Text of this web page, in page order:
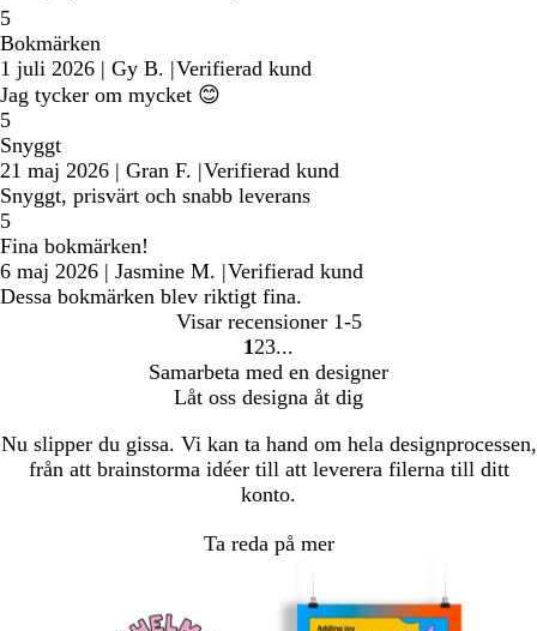
5
Bokmärken
1 juli 2026 | Gy B. |Verifierad kund
Jag tycker om mycket 😊
5
Snyggt
21 maj 2026 | Gran F. |Verifierad kund
Snyggt, prisvärt och snabb leverans
5
Fina bokmärken!
6 maj 2026 | Jasmine M. |Verifierad kund
Dessa bokmärken blev riktigt fina.
Visar recensioner 1-5
Gå
till
sidan
1 Gå
till
sidan
2 Gå
till
sidan
3
Samarbeta med en designer
Låt oss designa åt dig
Nu slipper du gissa. Vi kan ta hand om hela designprocessen,
från att brainstorma idéer till att leverera filerna till ditt
konto.
Ta reda på mer